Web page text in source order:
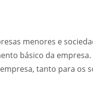
menores e
básico da
tanto para os